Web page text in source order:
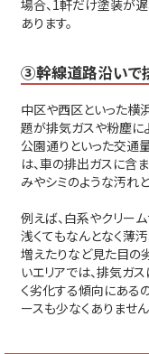
場合、1軒だけ塗装が
あります。
③幹線道路沿いで
中区や西区といった横
題が排気ガスや粉塵に
公園通りといった交通
は、車の排出ガスに含
みやシミのような汚れ
例えば、白系やクリー
浅くてもなんとなく薄
増えたりなど見た目の
いエリアでは、排気ガ
く劣化する傾向にある
ースも少なくありません